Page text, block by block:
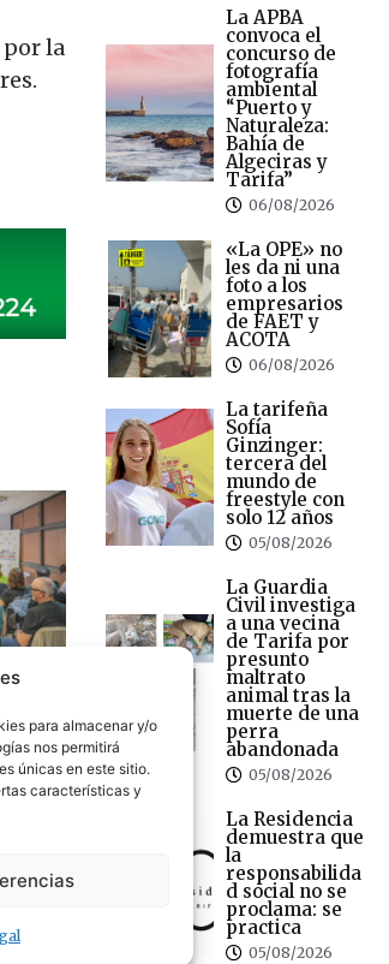
para almacenar y/o
nos permitirá
únicas en este sitio.
características y
la
La APBA
convoca el
concurso de
fotografía
ambiental
“Puerto y
Naturaleza:
Bahía de
Algeciras y
Tarifa”
06/08/2026
«La OPE» no
les da ni una
foto a los
empresarios
de FAET y
ACOTA
06/08/2026
La tarifeña
Sofía
Ginzinger:
tercera del
mundo de
freestyle con
solo 12 años
05/08/2026
La Guardia
Civil investiga
a una vecina
de Tarifa por
presunto
maltrato
animal tras la
muerte de una
perra
abandonada
05/08/2026
La Residencia
demuestra que
la
responsabilida
d social no se
proclama: se
practica
05/08/2026